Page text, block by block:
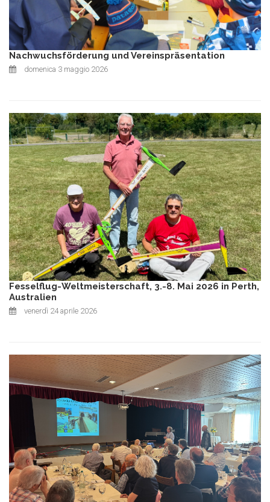
Nachwuchsförderung und Vereinspräsentation
domenica 3 maggio 2026
Fesselflug-Weltmeisterschaft, 3.-8. Mai 2026 in Perth,
Australien
venerdì 24 aprile 2026